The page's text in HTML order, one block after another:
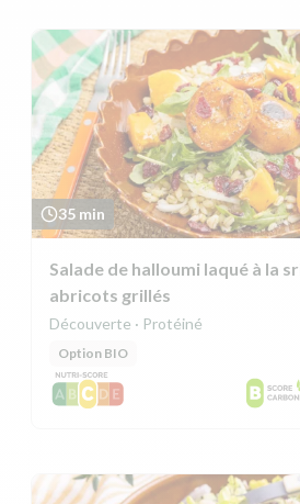
35 min
Salade de halloumi laqué à la
abricots grillés
Découverte · Protéiné
Option BIO